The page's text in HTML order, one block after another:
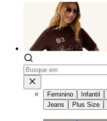
Feminino Infantil
Jeans
Plus Size